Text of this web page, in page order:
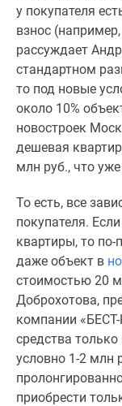
у покупателя
взнос
рассуждает
стандартном
то под новые
около 10%
новостроек
дешевая
млн руб., что
То есть, все
покупателя.
квартиры, то
даже объект в
стоимостью 20
Доброхотова,
компании «БЕСТ-
средства
условно 1-2 млн
приобрести